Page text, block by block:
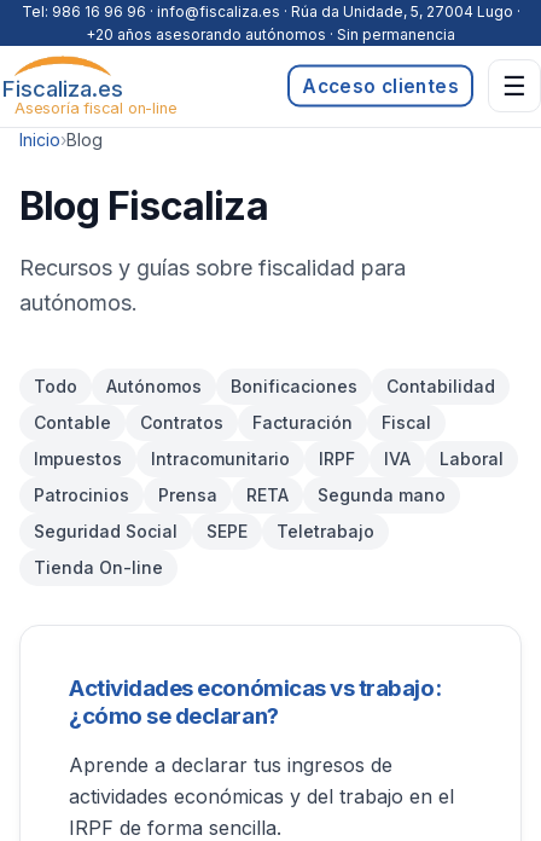
Saltar al contenido
Tel: 986 16 96 96 · info@fiscaliza.es · Rúa da Unidade, 5, 27004 Lugo ·
+20 años asesorando autónomos · Sin permanencia
Fiscaliza.es
Asesoría fiscal on-line
Acceso clientes ☰
Inicio›Blog
Blog Fiscaliza
Recursos y guías sobre fiscalidad para
autónomos.
Todo Autónomos Bonificaciones
Contabilidad
Contable
Contratos Facturación
Fiscal
Impuestos
Intracomunitario IRPF IVA
Laboral
Patrocinios
Prensa RETA
Segunda mano
Seguridad Social
SEPE
Teletrabajo
Tienda On-line
Actividades económicas vs trabajo:
¿cómo se declaran?
Aprende a declarar tus ingresos de
actividades económicas y del trabajo en el
IRPF de forma sencilla.